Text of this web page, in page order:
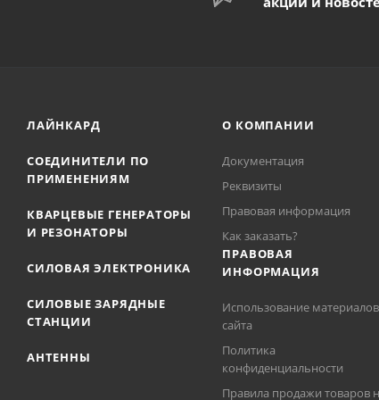
ЛАЙНКАРД
СОЕДИНИТЕЛИ ПО
ПРИМЕНЕНИЯМ
КВАРЦЕВЫЕ ГЕНЕРАТОРЫ
И РЕЗОНАТОРЫ
СИЛОВАЯ ЭЛЕКТРОНИКА
СИЛОВЫЕ ЗАРЯДНЫЕ
СТАНЦИИ
АНТЕННЫ
О КОМПАНИИ
Документация
Реквизиты
Правовая информация
Как заказать?
ПРАВОВАЯ
ИНФОРМАЦИЯ
Использование материалов
сайта
Политика
конфиденциальности
Правила продажи товаров